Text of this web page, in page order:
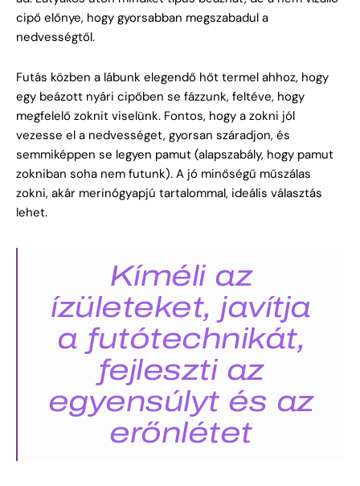
cipő előnye, hogy gyorsabban megszabadul a
nedvességtől.
Futás közben a lábunk elegendő hőt termel ahhoz, hogy
egy beázott nyári cipőben se fázzunk, feltéve, hogy
megfelelő zoknit viselünk. Fontos, hogy a zokni jól
vezesse el a nedvességet, gyorsan száradjon, és
semmiképpen se legyen pamut (alapszabály, hogy pamut
zokniban soha nem futunk). A jó minőségű műszálas
zokni, akár merinógyapjú tartalommal, ideális választás
lehet.
Kíméli az
ízületeket, javítja
a futótechnikát,
fejleszti az
egyensúlyt és az
erőnlétet